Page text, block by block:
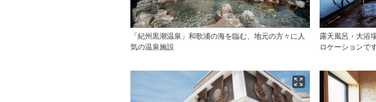
「紀州黒潮温泉」和歌浦の海を臨む、地元の方々に人
気の温泉施設
露天風呂・大浴
ロケーションです